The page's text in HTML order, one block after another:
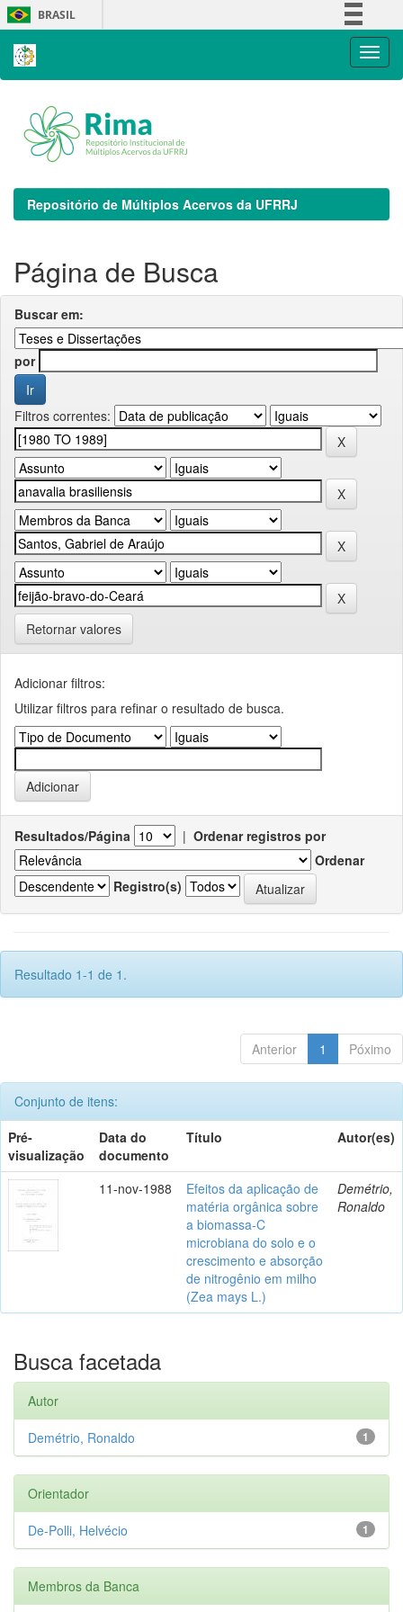
Skip
navigation
BRASIL
Repositório de Múltiplos Acervos da UFRRJ
Página de Busca
Buscar em:
por
Filtros correntes:
Retornar valores
Adicionar filtros:
Utilizar filtros para refinar o resultado de busca.
Resultados/Página | Ordenar registros por
Ordenar
Registro(s)
Resultado 1-1 de 1.
Anterior 1 Póximo
Conjunto de itens:
Pré-
visualização
Data do
documento
Título Autor(es)
11-nov-1988
Efeitos da aplicação de
matéria orgânica sobre
a biomassa-C
microbiana do solo e o
crescimento e absorção
de nitrogênio em milho
(Zea mays L.)
Demétrio,
Ronaldo
Busca facetada
Autor
1
Demétrio, Ronaldo
Orientador
1
De-Polli, Helvécio
Membros da Banca